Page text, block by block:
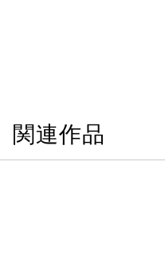
関連作品